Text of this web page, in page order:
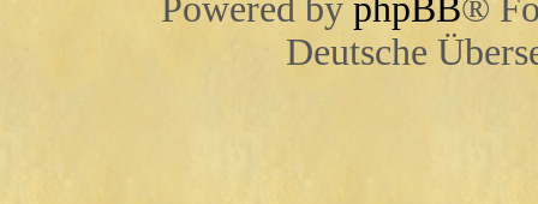
Powered by phpBB®
Deutsche